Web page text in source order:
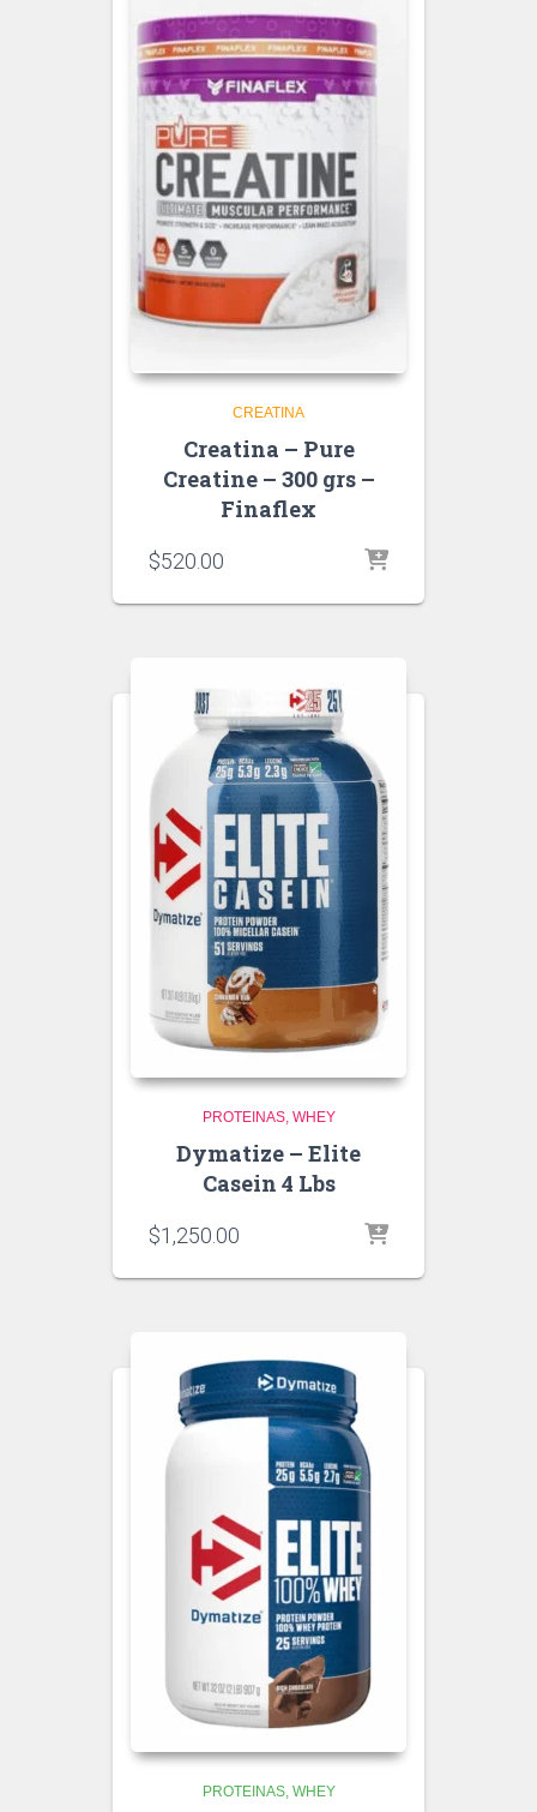
CREATINA
Creatina – Pure
Creatine – 300 grs –
Finaflex
$520.00
PROTEINAS WHEY
Dymatize – Elite
Casein 4 Lbs
$1,250.00
PROTEINAS WHEY